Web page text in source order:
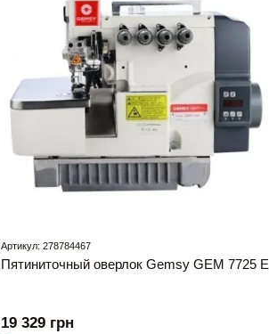
Артикул: 278784467
Пятиниточный оверлок Gemsy GEM 7725 E
19 329 грн